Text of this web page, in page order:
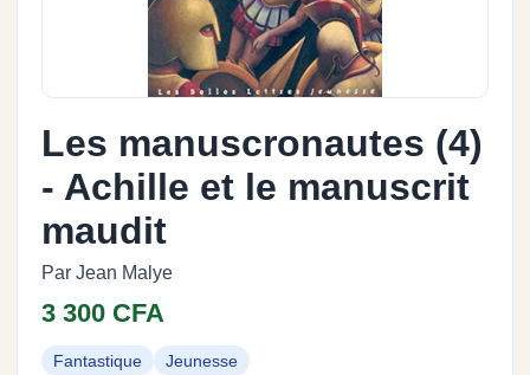
Les manuscronautes (4)
- Achille et le manuscrit
maudit
Par Jean Malye
3 300 CFA
Fantastique Jeunesse